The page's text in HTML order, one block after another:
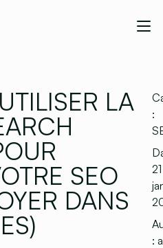
LA
SEO
DANS
:
21
: